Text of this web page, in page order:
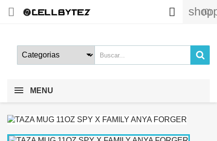
 (0)

MENU